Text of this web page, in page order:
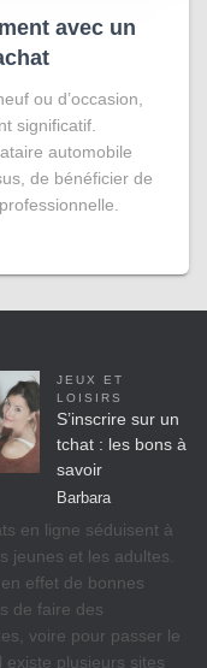
avec un
ou d’occasion,
significatif.
automobile
de bénéficier de
JEUX ET
LOISIRS
S’inscrire sur un
tchat : les bons à
savoir
Barbara
en ligne séduisent à
jeunes et les adultes.
effet de bonnes
de faire des
voire pour passer le
existe plusieurs sites